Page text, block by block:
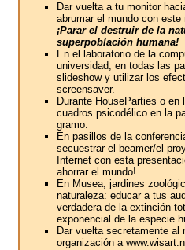
Dar vuelta a tu monitor
abrumar el mundo con este
¡Parar el destruir de la
superpoblación humana!
En el laboratorio de la
universidad, en todas las
slideshow y utilizar los
screensaver.
Durante HouseParties o
cuadros psicodélico en la
gramo.
En pasillos de la
secuestrar el beamer/el
Internet con esta
ahorrar el mundo!
En Musea, jardines
naturaleza: educar a tus
verdadera de la extinción
exponencial de la especie
Dar vuelta secretamente al
organización a